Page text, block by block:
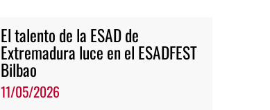
El talento de la ESAD de
Extremadura luce en el ESADFEST
Bilbao
11/05/2026